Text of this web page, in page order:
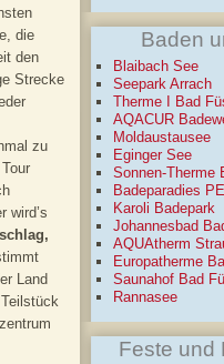
die
den
Strecke
zu
wird’s
Land
Baden
Blaibach See
Seepark Arrach
Therme I Bad
AQACUR
Moldaustausee
Eginger See
Sonnen-Therme
Badeparadies
Karoli Badepark
Johannesbad
AQUAtherm
Europatherme
Saunahof Bad
Rannasee
Feste und